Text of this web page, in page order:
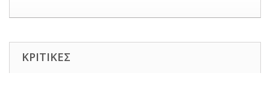
ΚΡΙΤΙΚΈΣ